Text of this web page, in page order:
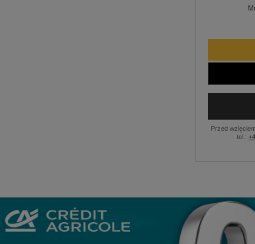
Przed
tel.: